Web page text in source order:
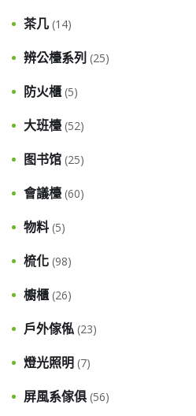
茶几 (14)
辨公檯系列 (25)
防火櫃 (5)
大班檯 (52)
图书馆 (25)
會議檯 (60)
物料 (5)
梳化 (98)
櫥櫃 (26)
戶外傢俬 (23)
燈光照明 (7)
屏風系傢俱 (56)